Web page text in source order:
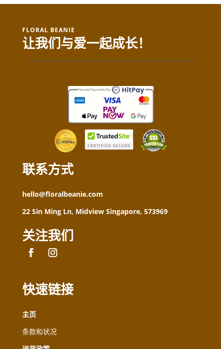
FLORAL BEANIE
让我们与爱一起成长！
联系方式
hello@floralbeanie.com
22 Sin Ming Ln, Midview Singapore, 573969
关注我们
快速链接
主页
条款和状况